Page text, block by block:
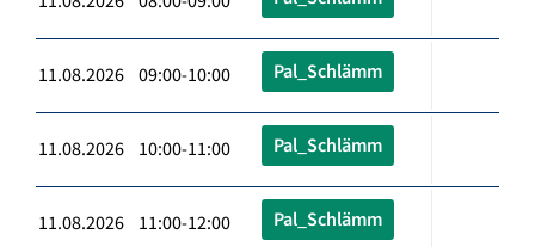
11.08.2026 09:00-10:00 Pal_Schlämm
11.08.2026 10:00-11:00 Pal_Schlämm
11.08.2026 11:00-12:00 Pal_Schlämm